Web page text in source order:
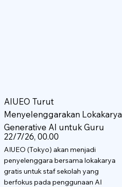
AIUEO Turut
Menyelenggarakan Lokakarya
Generative AI untuk Guru
22/7/26, 00.00
AIUEO (Tokyo) akan menjadi
penyelenggara bersama lokakarya
gratis untuk staf sekolah yang
berfokus pada penggunaan AI